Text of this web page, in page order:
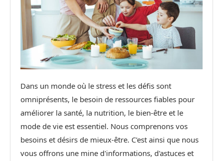
Dans un monde où le stress et les défis sont
omniprésents, le besoin de ressources fiables pour
améliorer la santé, la nutrition, le bien-être et le
mode de vie est essentiel. Nous comprenons vos
besoins et désirs de mieux-être. C'est ainsi que nous
vous offrons une mine d'informations, d'astuces et